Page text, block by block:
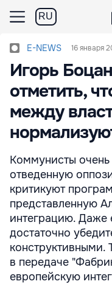
RU
E-NEWS 16 января
Игорь
отметить,
между
Коммунисты
отведенную
критикуют
представленную
интеграцию. Даже
достаточно
конструктивными.
в передаче
европейскую